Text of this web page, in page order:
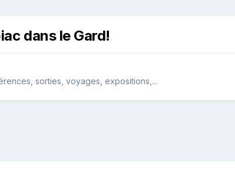
dans le Gard!
sorties, voyages, expositions,...